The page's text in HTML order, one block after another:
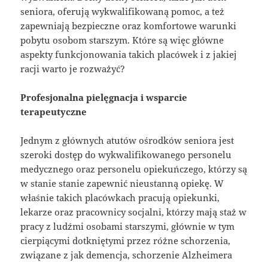
seniora, oferują wykwalifikowaną pomoc, a też
zapewniają bezpieczne oraz komfortowe warunki
pobytu osobom starszym. Które są więc główne
aspekty funkcjonowania takich placówek i z jakiej
racji warto je rozważyć?
Profesjonalna pielęgnacja i wsparcie
terapeutyczne
Jednym z głównych atutów ośrodków seniora jest
szeroki dostęp do wykwalifikowanego personelu
medycznego oraz personelu opiekuńczego, którzy są
w stanie stanie zapewnić nieustanną opiekę. W
właśnie takich placówkach pracują opiekunki,
lekarze oraz pracownicy socjalni, którzy mają staż w
pracy z ludźmi osobami starszymi, głównie w tym
cierpiącymi dotkniętymi przez różne schorzenia,
związane z jak demencja, schorzenie Alzheimera